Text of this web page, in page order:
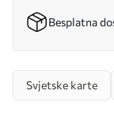
Besplatna
Svjetske karte